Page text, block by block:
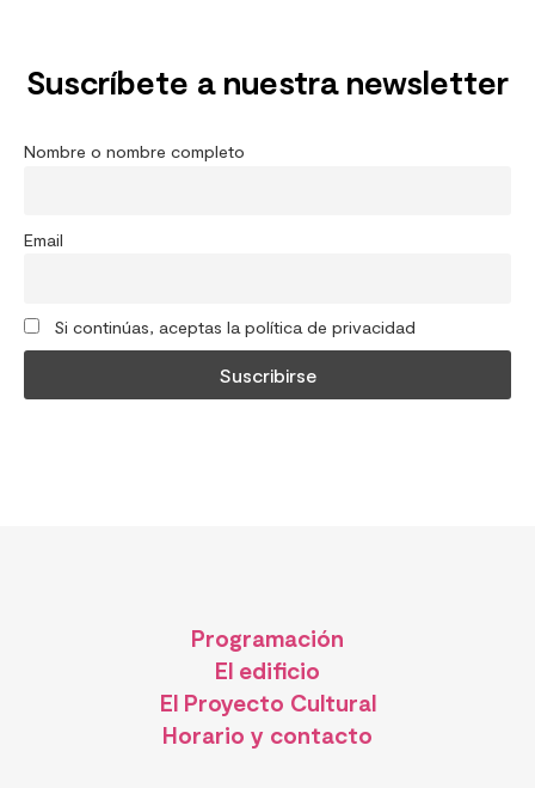
Suscríbete a nuestra newsletter
Nombre o nombre completo
Email
Si continúas, aceptas la política de privacidad
Programación
El edificio
El Proyecto Cultural
Horario y contacto